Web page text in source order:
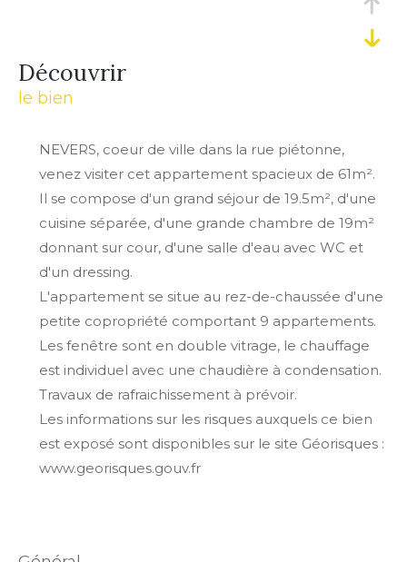
découvrir
le bien
NEVERS, coeur de ville dans la rue piétonne,
venez visiter cet appartement spacieux de 61m².
Il se compose d'un grand séjour de 19.5m², d'une
cuisine séparée, d'une grande chambre de 19m²
donnant sur cour, d'une salle d'eau avec WC et
d'un dressing.
L'appartement se situe au rez-de-chaussée d'une
petite copropriété comportant 9 appartements.
Les fenêtre sont en double vitrage, le chauffage
est individuel avec une chaudière à condensation.
Travaux de rafraichissement à prévoir.
Les informations sur les risques auxquels ce bien
est exposé sont disponibles sur le site Géorisques :
www.georisques.gouv.fr